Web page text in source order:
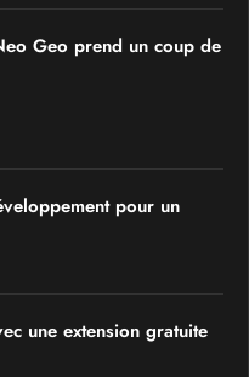
Grigny
2026
Geo prend un coup de
pour un
une extension gratuite